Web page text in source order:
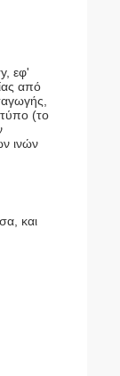
εφ'
από
(το
ινών
και